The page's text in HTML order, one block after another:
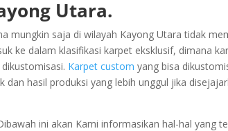
Utara.
mungkin saja di wilayah Kayong Utara tidak
ke dalam klasifikasi karpet eksklusif, dimana
Karpet custom yang bisa
hasil produksi yang lebih unggul jika
ini akan Kami informasikan hal-hal yang